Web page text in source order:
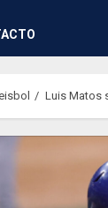
Luis Matos